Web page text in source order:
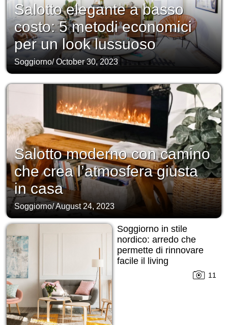
Salotto elegante a basso
costo: 5 metodi economici
per un look lussuoso
Soggiorno/October 30, 2023
Salotto moderno con camino
che crea l’atmosfera giusta
in casa
Soggiorno/August 24, 2023
Soggiorno in stile
nordico: arredo che
permette di rinnovare
facile il living
11